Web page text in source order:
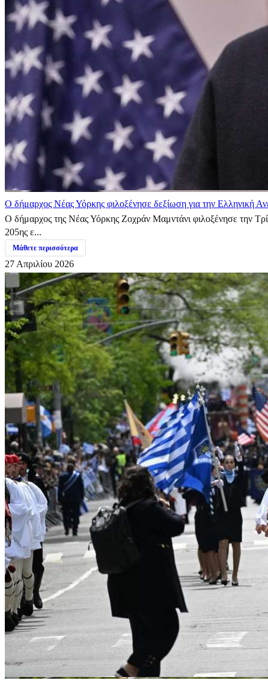
Ο δήμαρχος Νέας Υόρκης φιλοξένησε δεξίωση για την Ελληνική
Ο δήμαρχος της Νέας Υόρκης Ζοχράν Μαμντάνι φιλοξένησε την
205ης ε...
Μάθετε περισσότερα
27 Απριλίου 2026